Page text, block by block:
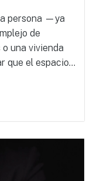
persona —ya
de
una vivienda
que el espacio...